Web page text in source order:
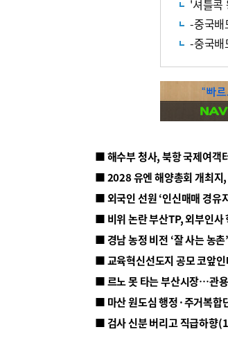
'셔틀콕
-중국배
-중국배
■ 해수부 청사, 북항 국제여객
■ 2028 유엔 해양총회 개최지,
■ 외국인 선원 ‘인신매매 경유
■ 비위 논란 부산TP, 외부인사
■ 르노 못 타는 부산시장…관
■ 마산 원도심 행정·주거복합